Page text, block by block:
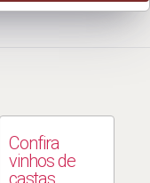
Confira
vinhos de